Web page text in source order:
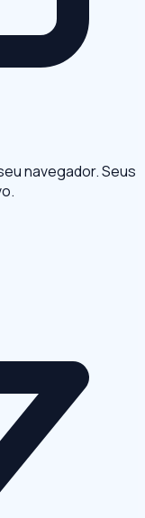
navegador. Seus